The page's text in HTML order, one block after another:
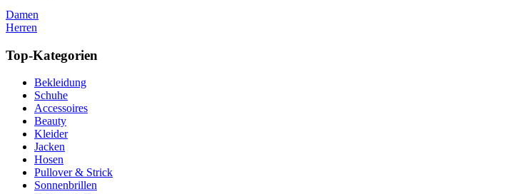
Damen
Herren
Top-Kategorien
Bekleidung
Schuhe
Accessoires
Beauty
Kleider
Jacken
Hosen
Pullover & Strick
Sonnenbrillen